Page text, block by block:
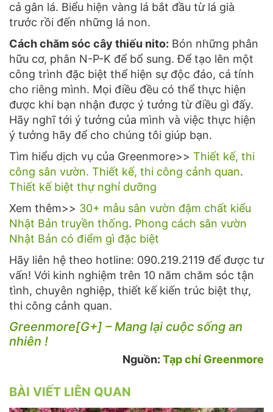
cả gân lá. Biểu hiện vàng lá bắt đầu từ lá già
trước rồi đến những lá non.
Cách chăm sóc cây thiếu nito: Bón những phân
hữu cơ, phân N-P-K để bổ sung. Để tạo lên một
công trình đặc biệt thể hiện sự độc đáo, cá tính
cho riêng mình. Mọi điều đều có thể thực hiện
được khi bạn nhận được ý tưởng từ điều gì đấy.
Hãy nghĩ tới ý tưởng của mình và việc thực hiện
ý tưởng hãy để cho chúng tôi giúp bạn.
Tìm hiểu dịch vụ của Greenmore>> Thiết kế, thi
công sân vườn. Thiết kế, thi công cảnh quan.
Thiết kế biệt thự nghỉ dưỡng
Xem thêm>> 30+ mẫu sân vườn đậm chất kiểu
Nhật Bản truyền thống. Phong cách sân vườn
Nhật Bản có điểm gì đặc biệt
Hãy liên hệ theo hotline: 090.219.2119 để được tư
vấn! Với kinh nghiệm trên 10 năm chăm sóc tận
tình, chuyên nghiệp, thiết kế kiến trúc biệt thự,
thi công cảnh quan.
Greenmore[G+] – Mang lại cuộc sống an
nhiên !
Nguồn: Tạp chí Greenmore
BÀI VIẾT LIÊN QUAN